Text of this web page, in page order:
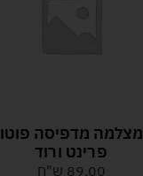
מצלמה מדפיסה פוטו
פרינט ורוד
89.00 ש"ח